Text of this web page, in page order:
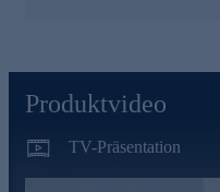
Vitamin E fördert dabei
Ihrem täglichen
zukommen, die sie
Intimöl 04 mit
Produktvideo
TV-Präsentation